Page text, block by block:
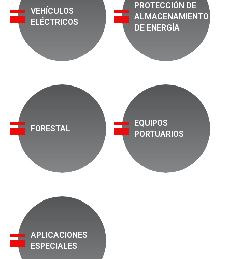
VEHÍCULOS
ELÉCTRICOS
PROTECCIÓN DE
ALMACENAMIENTO
DE ENERGÍA
FORESTAL
EQUIPOS
PORTUARIOS
APLICACIONES
ESPECIALES